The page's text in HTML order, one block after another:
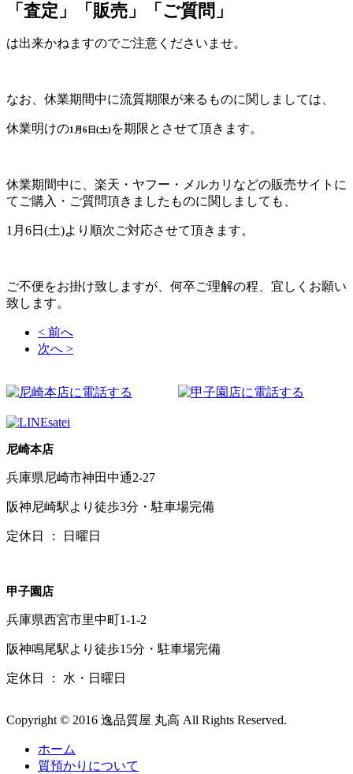
「査定」「販売」「ご質問」
は出来かねますのでご注意くださいませ。
なお、休業期間中に流質期限が来るものに関しましては、
休業明けの1月6日(土)を期限とさせて頂きます。
休業期間中に、楽天・ヤフー・メルカリなどの販売サイトに
てご購入・ご質問頂きましたものに関しましても、
1月6日(土)より順次ご対応させて頂きます。
ご不便をお掛け致しますが、何卒ご理解の程、宜しくお願い
致します。
< 前へ
次へ >
尼崎本店
兵庫県尼崎市神田中通2-27
阪神尼崎駅より徒歩3分・駐車場完備
定休日 ： 日曜日
甲子園店
兵庫県西宮市里中町1-1-2
阪神鳴尾駅より徒歩15分・駐車場完備
定休日 ： 水・日曜日
Copyright © 2016 逸品質屋 丸高 All Rights Reserved.
ホーム
質預かりについて